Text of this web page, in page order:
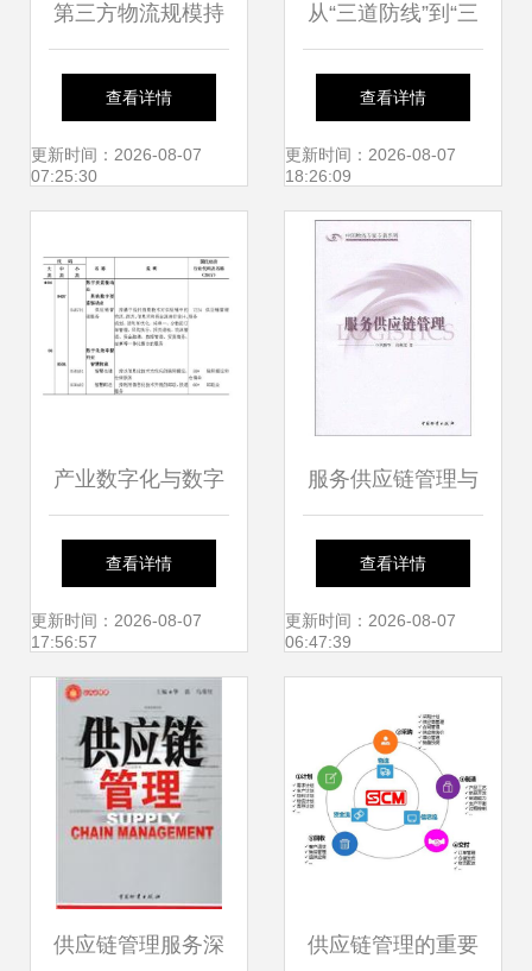
第三方物流规模持
续壮大，供应链管
理服务迎来广阔发
查看详情
更新时间：2026-08-07
07:25:30
从“三道防线”到“三
大利器” Gartner
2021年八大供应链
技术引领行业进化
查看详情
更新时间：2026-08-07
18:26:09
产业数字化与数字
产业化的融合 以供
应链管理服务与智
慧物流为例
查看详情
更新时间：2026-08-07
17:56:57
服务供应链管理与
供应链管理服务的
融合与发展
查看详情
更新时间：2026-08-07
06:47:39
供应链管理服务深 供应链管理的重要